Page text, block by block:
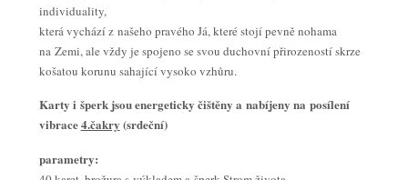
individuality,
která vychází z našeho pravého Já, které stojí pevně nohama
na Zemi, ale vždy je spojeno se svou duchovní přirozeností skrze
košatou korunu sahající vysoko vzhůru.
Karty i šperk jsou energeticky čištěny a nabíjeny na posílení
vibrace4.čakry (srdeční)
parametry: